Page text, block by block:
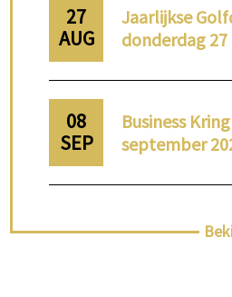
27
AUG
Jaarlijkse
donderdag 27
08
SEP
Business
september